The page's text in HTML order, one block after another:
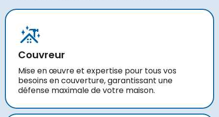
Couvreur
Mise en œuvre et expertise pour tous vos
besoins en couverture, garantissant une
défense maximale de votre maison.